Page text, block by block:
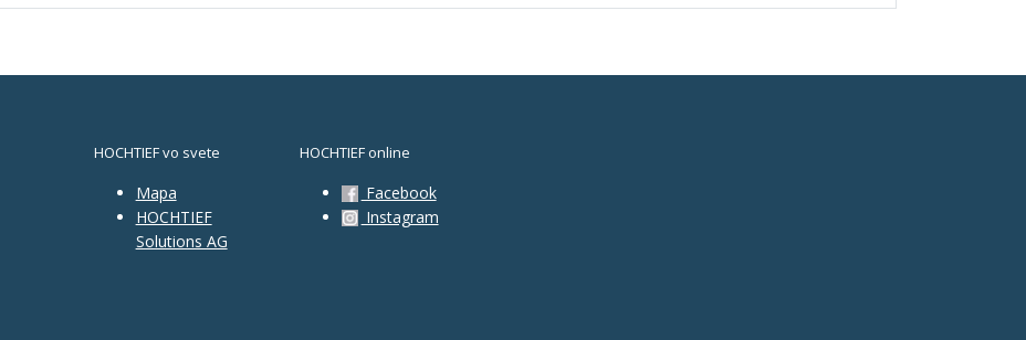
HOCHTIEF vo svete
Mapa
HOCHTIEF
Solutions AG
HOCHTIEF online
Facebook
Instagram